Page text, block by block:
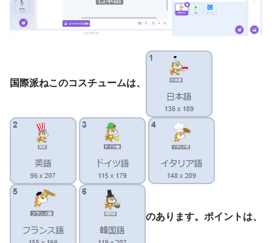
国際派ねこのコスチュームは、
のあります。 ポイントは、